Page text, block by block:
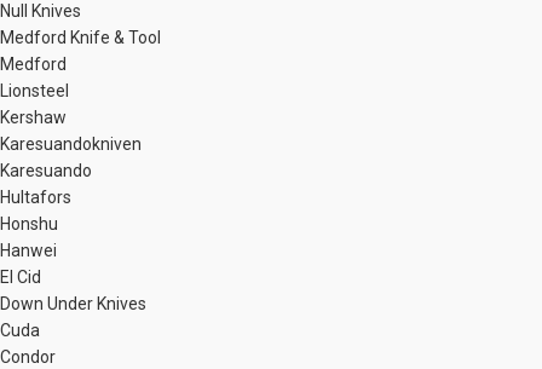
Null Knives
Medford Knife & Tool
Medford
Lionsteel
Kershaw
Karesuandokniven
Karesuando
Hultafors
Honshu
Hanwei
El Cid
Down Under Knives
Cuda
Condor